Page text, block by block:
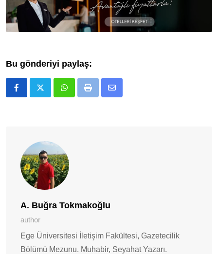
Bu gönderiyi paylaş:
Whatsapp
Print
E-
A. Buğra Tokmakoğlu
author
Ege Üniversitesi İletişim Fakültesi, Gazetecilik
Bölümü Mezunu. Muhabir, Seyahat Yazarı.